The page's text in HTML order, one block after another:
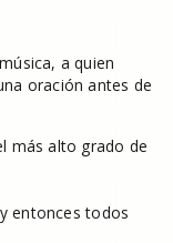
a quien
oración antes de
más alto grado de
entonces todos